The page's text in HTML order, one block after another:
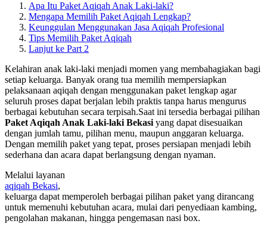
Apa Itu Paket Aqiqah Anak Laki-laki?
Mengapa Memilih Paket Aqiqah Lengkap?
Keunggulan Menggunakan Jasa Aqiqah Profesional
Tips Memilih Paket Aqiqah
Lanjut ke Part 2
Kelahiran anak laki-laki menjadi momen yang membahagiakan bagi
setiap keluarga. Banyak orang tua memilih mempersiapkan
pelaksanaan aqiqah dengan menggunakan paket lengkap agar
seluruh proses dapat berjalan lebih praktis tanpa harus mengurus
berbagai kebutuhan secara terpisah.Saat ini tersedia berbagai pilihan
Paket Aqiqah Anak Laki-laki Bekasi yang dapat disesuaikan
dengan jumlah tamu, pilihan menu, maupun anggaran keluarga.
Dengan memilih paket yang tepat, proses persiapan menjadi lebih
sederhana dan acara dapat berlangsung dengan nyaman.
Melalui layanan
aqiqah Bekasi,
keluarga dapat memperoleh berbagai pilihan paket yang dirancang
untuk memenuhi kebutuhan acara, mulai dari penyediaan kambing,
pengolahan makanan, hingga pengemasan nasi box.